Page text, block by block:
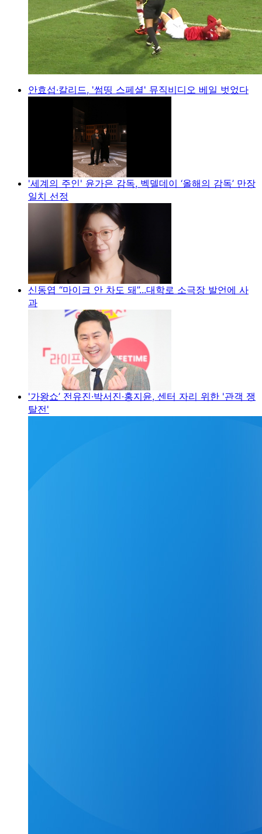
안효섭·칼리드, '썸띵 스페셜' 뮤직비디오 베일 벗었다
'세계의 주인' 윤가은 감독, 벡델데이 ‘올해의 감독’ 만장
일치 선정
신동엽 “마이크 안 차도 돼”...대학로 소극장 발언에 사
과
'가왕쇼’ 전유진·박서진·홍지윤, 센터 자리 위한 '관객 쟁
탈전'